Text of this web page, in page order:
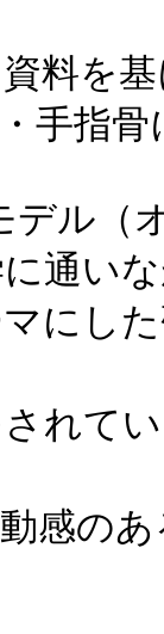
料を
手指
デル（
通い
にし
れて
感の